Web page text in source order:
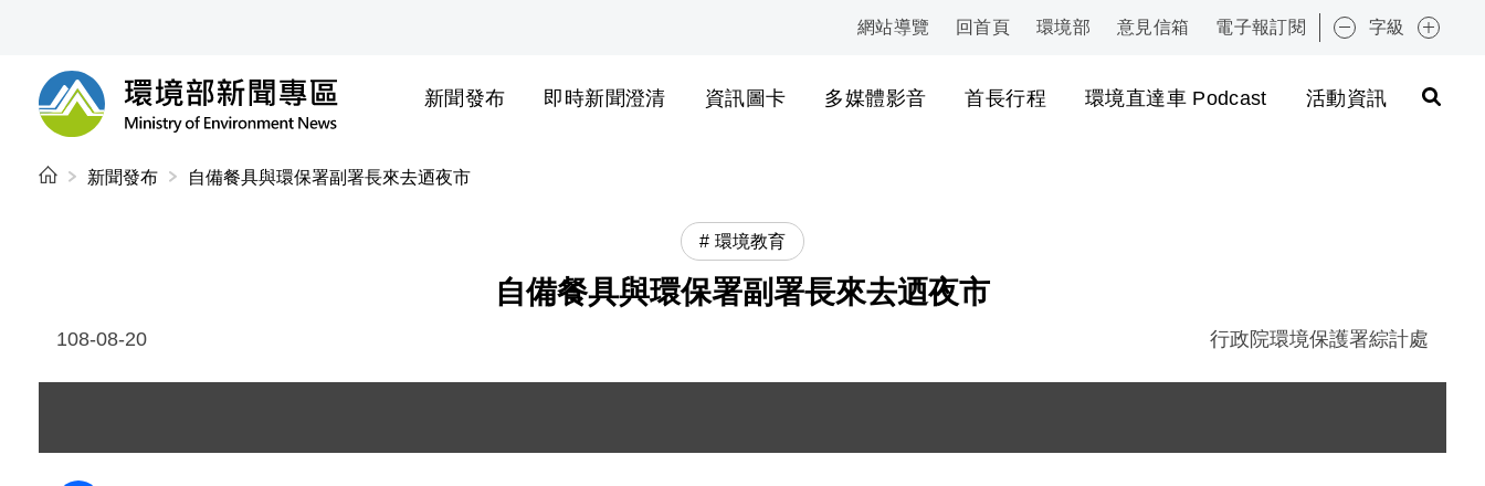
:::
網站導覽 回首頁 環境部 意見信箱 電子報訂閱 字級
環境部新聞專區
新聞發布 即時新聞澄清 資訊圖卡 多媒體影音 首長行程 環境直達車 Podcast 活動資訊
:::
新聞發布 自備餐具與環保署副署長來去迺夜市
環境教育
自備餐具與環保署副署長來去迺夜市
108-08-20 行政院環境保護署綜計處